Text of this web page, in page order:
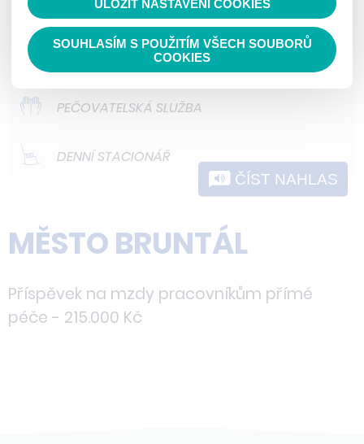
ODLEHČOVACÍ SLUŽBY
DOMOVY PRO OSOBY SE ZDRAVOTNÍM
POSTIŽENÍM
PEČOVATELSKÁ SLUŽBA
DENNÍ STACIONÁŘ
ČÍST NAHLAS
MĚSTO BRUNTÁL
Příspěvek na mzdy pracovníkům přímé
péče - 215.000 Kč
nedokážeme zjistit navštívené odkazy,
prohlížené zboží apod.
ULOŽIT NASTAVENÍ COOKIES
SOUHLASÍM S POUŽITÍM VŠECH SOUBORŮ
COOKIES